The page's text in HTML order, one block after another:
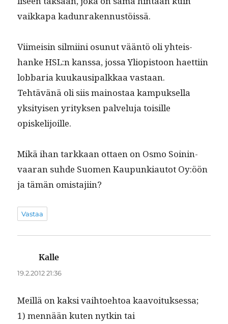
vaikka­pa kadunrakennustöissä.
Viimeisin silmi­i­ni osunut vään­tö oli yhteis­
hanke HSL:n kanssa, jos­sa Yliopis­toon haet­ti­in
lob­baria kuukausi­palkkaa vas­taan.
Tehtävänä oli siis main­os­taa kam­puk­sel­la
yksi­tyisen yri­tyk­sen palvelu­ja toisille
opiskelijoille.
Mikä ihan tarkkaan ottaen on Osmo Soin­in­
vaaran suhde Suomen Kaupunki­au­tot Oy:öön
ja tämän omistajiin?
Vastaa
Kalle
19.2.2012 21:36
Meil­lä on kak­si vai­h­toe­htoa kaavoituksessa;
1) men­nään kuten nytkin tai